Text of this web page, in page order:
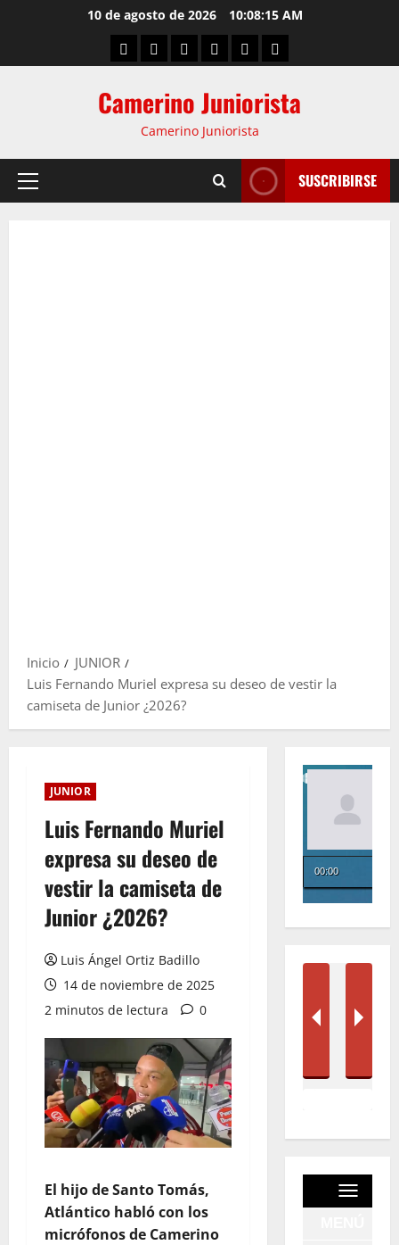
10 de agosto de 2026 10:08:16 AM
Camerino Juniorista
Camerino Juniorista
SUSCRIBIRSE
Inicio
JUNIOR
Luis Fernando Muriel expresa su deseo de vestir la
camiseta de Junior ¿2026?
JUNIOR
Luis Fernando Muriel
expresa su deseo de
vestir la camiseta de
Junior ¿2026?
Luis Ángel Ortiz Badillo
14 de noviembre de 2025
2 minutos de lectura
0
El hijo de Santo Tomás,
Atlántico habló con los
micrófonos de Camerino